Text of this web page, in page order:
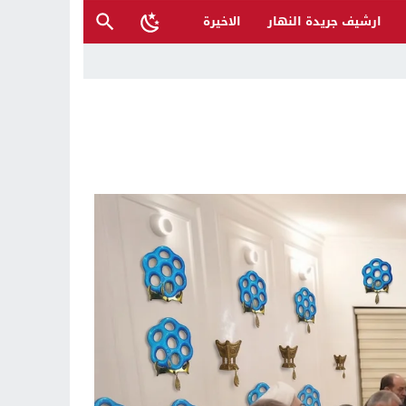
ارشيف جريدة النهار
الاخيرة
القصب… | د.عزيزجبر الساعدي
تغرق قرى شمال نينوى والأهالي يستغيثون